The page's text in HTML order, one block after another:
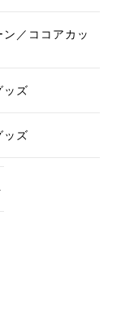
／ココアカッ
ッズ
ッズ